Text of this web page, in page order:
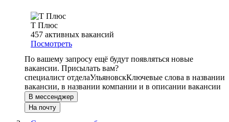
Т Плюс
457 активных вакансий
Посмотреть
По вашему запросу ещё будут появляться новые
вакансии. Присылать вам?
специалист отделаУльяновскКлючевые слова в названии
вакансии, в названии компании и в описании вакансии
В мессенджер
На почту